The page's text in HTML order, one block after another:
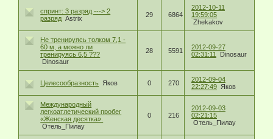
спринт: 3 разряд ---> 2
разряд Astrix 29 6864
2012-10-11
19:59:05
Zhekakov
Не тренируясь толком 7,1 -
60 м, а можно ли
тренируясь 6,5 ???
Dinosaur
28 5591
2012-09-27
02:31:11
Dinosaur
Целесообразность Яков 0 270
2012-09-04
22:27:49 Яков
Международный
легкоатлетический пробег
«Женская десятка».
Отель_Пилау
0 216
2012-09-03
02:21:15
Отель_Пилау